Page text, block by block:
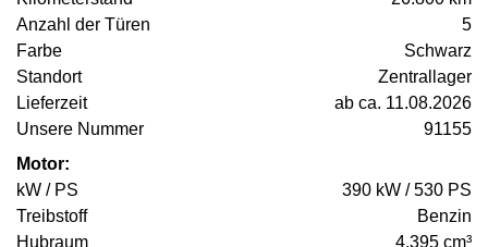
Anzahl der Türen
5
Farbe
Schwarz
Standort
Zentrallager
Lieferzeit
ab ca. 11.08.2026
Unsere Nummer
91155
Motor:
kW / PS
390 kW / 530 PS
Treibstoff
Benzin
Hubraum
4.395 cm³